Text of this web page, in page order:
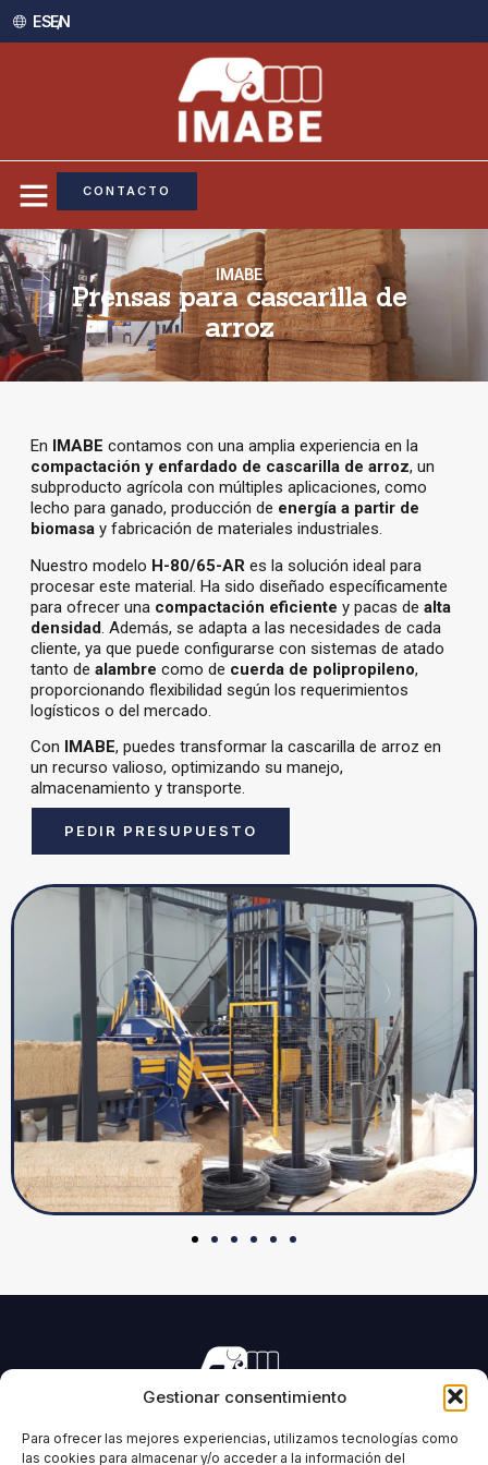
Gestionar consentimiento
Para ofrecer las mejores experiencias, utilizamos tecnologías como
las cookies para almacenar y/o acceder a la información del
ES /EN
CONTACTO
IMABE
Prensas para cascarilla de
arroz
En IMABE contamos con una amplia experiencia en la
compactación y enfardado de cascarilla de arroz, un
subproducto agrícola con múltiples aplicaciones, como
lecho para ganado, producción de energía a partir de
biomasa y fabricación de materiales industriales.
Nuestro modelo H-80/65-AR es la solución ideal para
procesar este material. Ha sido diseñado específicamente
para ofrecer una compactación eficiente y pacas de alta
densidad. Además, se adapta a las necesidades de cada
cliente, ya que puede configurarse con sistemas de atado
tanto de alambre como de cuerda de polipropileno,
proporcionando flexibilidad según los requerimientos
logísticos o del mercado.
Con IMABE, puedes transformar la cascarilla de arroz en
un recurso valioso, optimizando su manejo,
almacenamiento y transporte.
PEDIR PRESUPUESTO
Fabricación de maquinaria para el prensado de todo tipo